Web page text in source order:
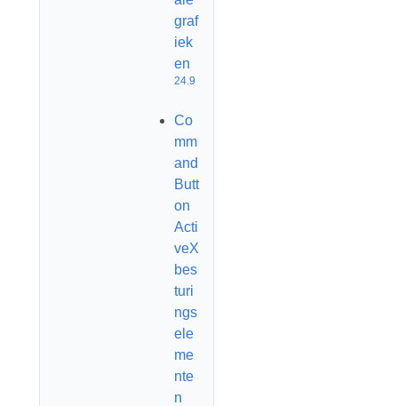
graf
iek
en
24.9
Co
mm
and
Butt
on
Acti
veX
bes
turi
ngs
ele
me
nte
n